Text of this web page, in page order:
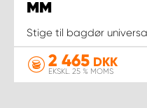
MM
Stige til bagdør
2 465 DKK
EKSKL. 25 % MOMS